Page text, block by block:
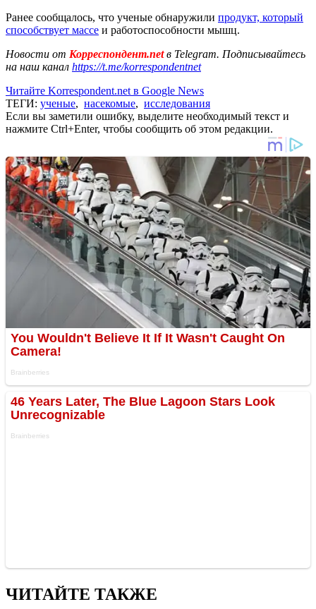
Ранее сообщалось, что ученые обнаружили продукт, который
способствует массе и работоспособности мышц.
Новости от Корреспондент.netв Telegram. Подписывайтесь
на наш канал https://t.me/korrespondentnet
Читайте Korrespondent.net в Google News
ТЕГИ: ученые, насекомые, исследования
Если вы заметили ошибку, выделите необходимый текст и
нажмите Ctrl+Enter, чтобы сообщить об этом редакции.
ЧИТАЙТЕ ТАКЖЕ